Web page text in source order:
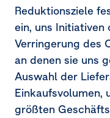
Reduktionsziele
ein, uns Initiativen
Verringerung des
an denen sie uns
Auswahl der
Einkaufsvolumen,
größten